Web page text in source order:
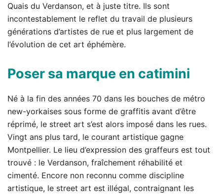
Quais du Verdanson, et à juste titre. Ils sont
incontestablement le reflet du travail de plusieurs
générations d’artistes de rue et plus largement de
l’évolution de cet art éphémère.
Poser sa marque en catimini
Né à la fin des années 70 dans les bouches de métro
new-yorkaises sous forme de graffitis avant d’être
réprimé, le street art s’est alors imposé dans les rues.
Vingt ans plus tard, le courant artistique gagne
Montpellier. Le lieu d’expression des graffeurs est tout
trouvé : le Verdanson, fraîchement réhabilité et
cimenté. Encore non reconnu comme discipline
artistique, le street art est illégal, contraignant les